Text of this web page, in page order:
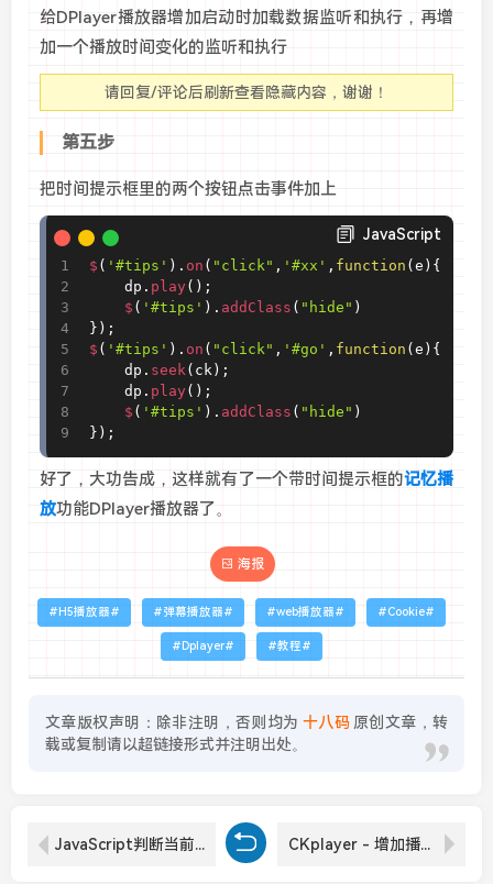
给DPlayer播放器增加启动时加载数据监听和执行，再增
加一个播放时间变化的监听和执行
请回复/评论后刷新查看隐藏内容，谢谢！
第五步
把时间提示框里的两个按钮点击事件加上
JavaScript
$ ( '#tips' ) . on ( "click" , '#xx' , function ( e ) {
	dp
. play( ) ;
$ ( '#tips' ) . addClass ( "hide" )
} ) ;
$ ( '#tips' ) . on ( "click" , '#go' , function ( e ) {
	dp
. seek( ck ) ;
	dp
. play( ) ;
$ ( '#tips' ) . addClass ( "hide" )
} ) ;
好了，大功告成，这样就有了一个带时间提示框的记忆播
放功能DPlayer播放器了。
海报
H5播放器 弹幕播放器 web播放器 Cookie
Dplayer 教程
文章版权声明：除非注明，否则均为 十八码 原创文章，转
载或复制请以超链接形式并注明出处。
JavaScript判断当前页面是否存在父页面或子页面 CKplayer - 增加播放前的贴片广告功能，带倒计时可自由关闭